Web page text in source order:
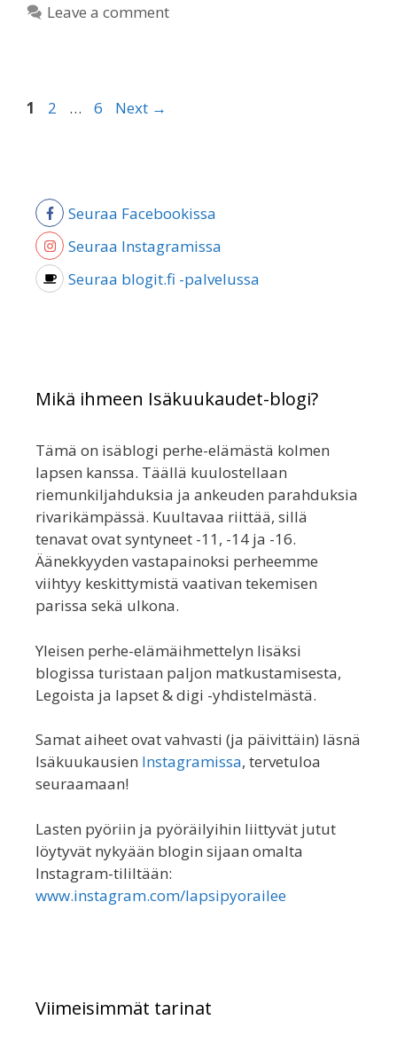
Leave a comment
Page
1 Page
2 … Page
6 Next →
Seuraa Facebookissa
Seuraa Instagramissa
Seuraa blogit.fi -palvelussa
Mikä ihmeen Isäkuukaudet-blogi?
Tämä on isäblogi perhe-elämästä kolmen
lapsen kanssa. Täällä kuulostellaan
riemunkiljahduksia ja ankeuden parahduksia
rivarikämpässä. Kuultavaa riittää, sillä
tenavat ovat syntyneet -11, -14 ja -16.
Äänekkyyden vastapainoksi perheemme
viihtyy keskittymistä vaativan tekemisen
parissa sekä ulkona.
Yleisen perhe-elämäihmettelyn lisäksi
blogissa turistaan paljon matkustamisesta,
Legoista ja lapset & digi -yhdistelmästä.
Samat aiheet ovat vahvasti (ja päivittäin) läsnä
Isäkuukausien Instagramissa, tervetuloa
seuraamaan!
Lasten pyöriin ja pyöräilyihin liittyvät jutut
löytyvät nykyään blogin sijaan omalta
Instagram-tililtään:
www.instagram.com/lapsipyorailee
Viimeisimmät tarinat